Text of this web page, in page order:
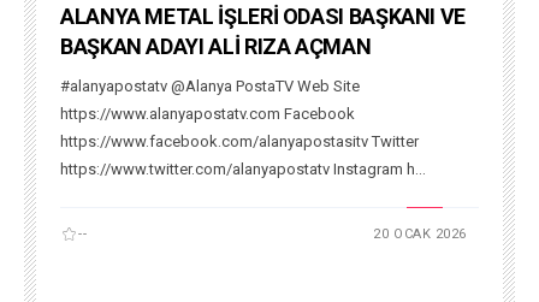
ALANYA METAL İŞLERİ ODASI BAŞKANI VE
BAŞKAN ADAYI ALİ RIZA AÇMAN
#alanyapostatv @Alanya PostaTV Web Site
https://www.alanyapostatv.com Facebook
https://www.facebook.com/alanyapostasitv Twitter
https://www.twitter.com/alanyapostatv Instagram h...
-- 20 OCAK 2026